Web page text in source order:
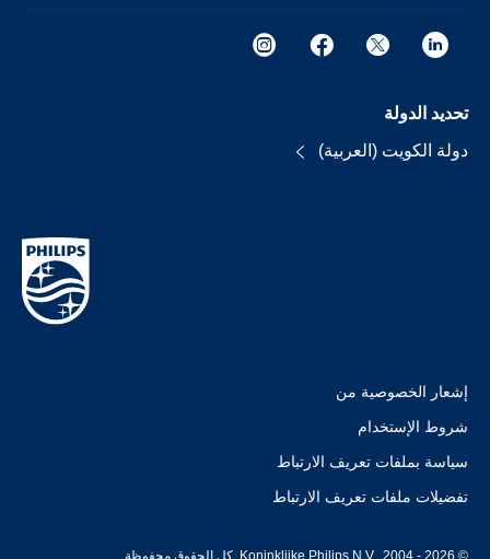
تحديد الدولة
دولة الكويت (العربية)
إشعار الخصوصية من
شروط الإستخدام
سياسة بملفات تعريف الارتباط
تفضيلات ملفات تعريف الارتباط
© Koninklijke Philips N.V., 2004 - 2026. كل الحقوق محفوظة.